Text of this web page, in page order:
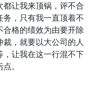
让我来顶锅，评不合
，只有我一直顶着不
格的绩效为由要开除
，就要以大公司的人
，让我在这一行混不下
。